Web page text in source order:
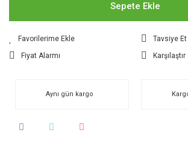
Sepete Ekle
Tavsiye Et
Fiyat Alarmı
Karşılaştır
Aynı gün kargo